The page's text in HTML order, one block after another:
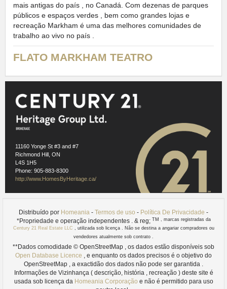
mais antigas do país , no Canadá. Com dezenas de parques
públicos e espaços verdes , bem como grandes lojas e
recreação Markham é uma das melhores comunidades de
trabalho ao vivo no país .
FLATO MARKHAM TEATRO
FLATO Markham teatro é uma das casas do teatro premier do
Canadá que servem a área metropolitana de Toronto e
residentes Markham . Com mais de três centenas de
performances ao vivo a cada ano , o teatro apresenta um
calendário de desempenho que mostra a diversidade cultural
da comunidade .
11160 Yonge St #3 and #7
Richmond Hill, ON
L4S 1H5
Phone: 905-883-8300
http://www.HomesByHeritage.ca/
Distribuído por Homeania - Termos de uso - Política De Privacidade -
*Propriedade e operação independentes . & reg; TM
, marcas registradas da
Century 21 Real Estate LLC
, utilizada sob licença . Não se destina a angariar compradores ou
vendedores atualmente sob contrato .
**Dados comodidade © OpenStreetMap , os dados estão disponíveis sob
Open Database Licence , e enquanto os dados precisos é o objetivo do
OpenStreetMap , a exactidão dos dados não pode ser garantida .
Informações de Vizinhança ( descrição, história , recreação ) deste site é
usada sob licença da Homeania Corporação e não é permitido para uso